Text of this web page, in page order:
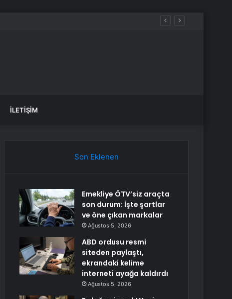
İLETIŞIM
Son Eklenen
Emekliye ÖTV’siz araçta
son durum: İşte şartlar
ve öne çıkan markalar
Ağustos 5, 2026
ABD ordusu resmi
siteden paylaştı,
ekrandaki kelime
interneti ayağa kaldırdı
Ağustos 5, 2026